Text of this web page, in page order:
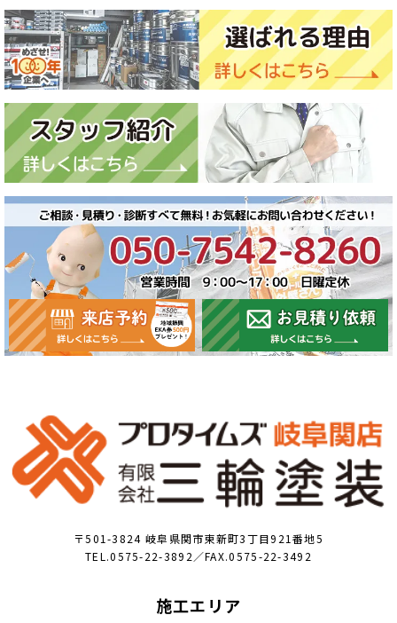
〒501-3824 岐阜県関市東新町3丁目921番地5
TEL.0575-22-3892／FAX.0575-22-3492
施工エリア